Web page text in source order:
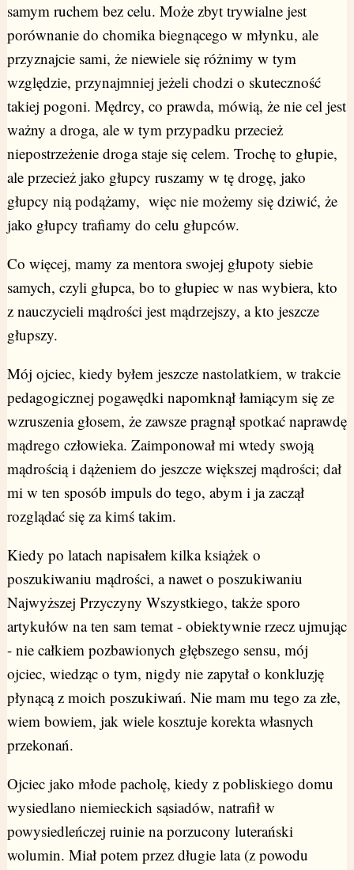
samym ruchem bez celu. Może zbyt trywialne jest
porównanie do chomika biegnącego w młynku, ale
przyznajcie sami, że niewiele się różnimy w tym
względzie, przynajmniej jeżeli chodzi o skuteczność
takiej pogoni. Mędrcy, co prawda, mówią, że nie cel jest
ważny a droga, ale w tym przypadku przecież
niepostrzeżenie droga staje się celem. Trochę to głupie,
ale przecież jako głupcy ruszamy w tę drogę, jako
głupcy nią podążamy, więc nie możemy się dziwić, że
jako głupcy trafiamy do celu głupców.
Co więcej, mamy za mentora swojej głupoty siebie
samych, czyli głupca, bo to głupiec w nas wybiera, kto
z nauczycieli mądrości jest mądrzejszy, a kto jeszcze
głupszy.
Mój ojciec, kiedy byłem jeszcze nastolatkiem, w trakcie
pedagogicznej pogawędki napomknął łamiącym się ze
wzruszenia głosem, że zawsze pragnął spotkać naprawdę
mądrego człowieka. Zaimponował mi wtedy swoją
mądrością i dążeniem do jeszcze większej mądrości; dał
mi w ten sposób impuls do tego, abym i ja zaczął
rozglądać się za kimś takim.
Kiedy po latach napisałem kilka książek o
poszukiwaniu mądrości, a nawet o poszukiwaniu
Najwyższej Przyczyny Wszystkiego, także sporo
artykułów na ten sam temat - obiektywnie rzecz ujmując
- nie całkiem pozbawionych głębszego sensu, mój
ojciec, wiedząc o tym, nigdy nie zapytał o konkluzję
płynącą z moich poszukiwań. Nie mam mu tego za złe,
wiem bowiem, jak wiele kosztuje korekta własnych
przekonań.
Ojciec jako młode pacholę, kiedy z pobliskiego domu
wysiedlano niemieckich sąsiadów, natrafił w
powysiedleńczej ruinie na porzucony luterański
wolumin. Miał potem przez długie lata (z powodu